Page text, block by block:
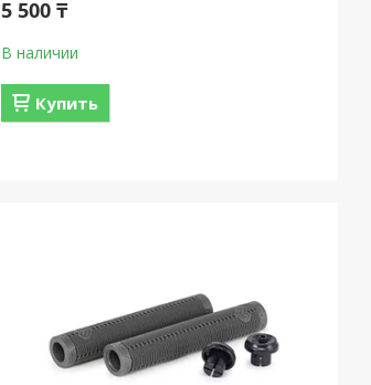
5 500 ₸
В наличии
Купить